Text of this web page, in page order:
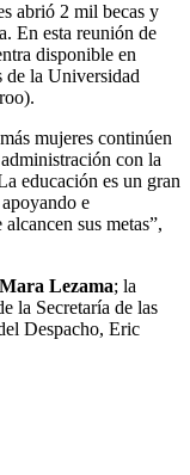
abrió 2 mil becas y
En esta reunión de
disponible en
de la Universidad
mujeres continúen
con la
educación es un gran
e
sus metas”,
Mara Lezama; la
la Secretaría de las
Despacho, Eric